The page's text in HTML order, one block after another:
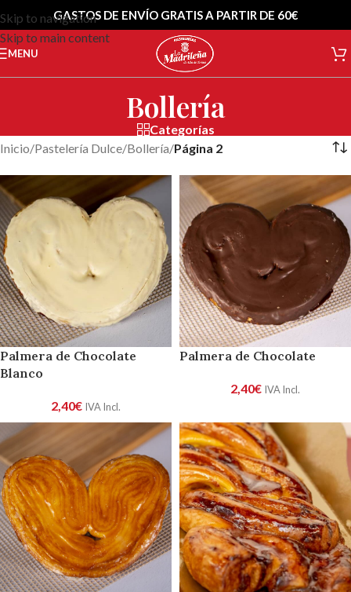
Skip to navigation
Skip to main content
GASTOS DE ENVÍO GRATIS A PARTIR DE 60€
MENU
Bollería
Categorías
Inicio/Pastelería Dulce/Bollería/Página 2
Palmera de Chocolate
Blanco
2,40€ IVA Incl.
Palmera de Chocolate
2,40€ IVA Incl.